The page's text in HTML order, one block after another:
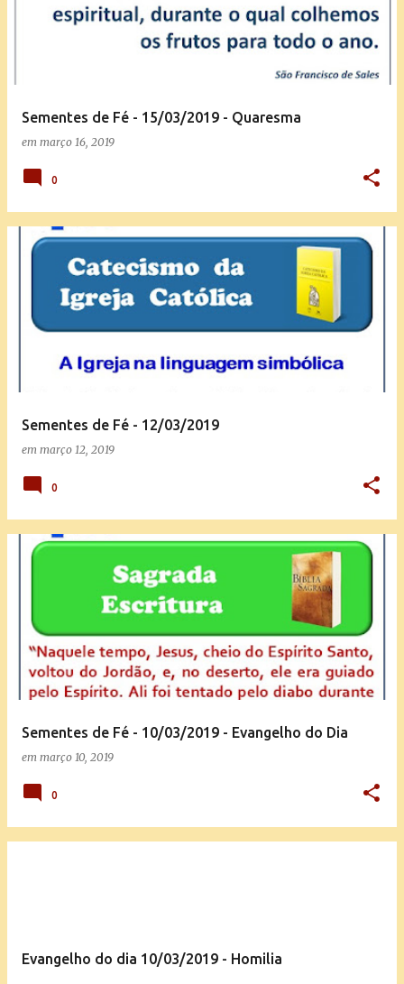
Sementes de Fé - 15/03/2019 - Quaresma
em março 16, 2019
0
Sementes de Fé - 12/03/2019
em março 12, 2019
0
Sementes de Fé - 10/03/2019 - Evangelho do Dia
em março 10, 2019
0
Evangelho do dia 10/03/2019 - Homilia